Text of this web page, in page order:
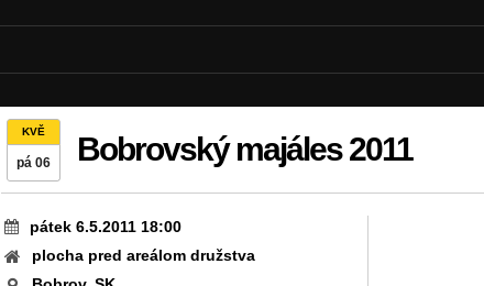
KVĚ
pá 06 Bobrovský majáles 2011
pátek 6.5.2011 18:00
plocha pred areálom družstva